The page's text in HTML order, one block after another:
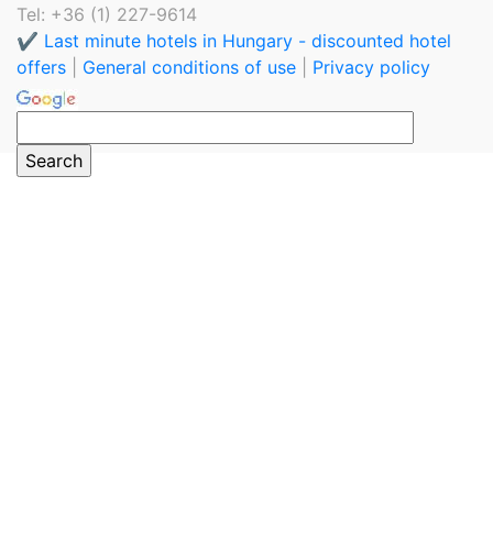
Tel: +36 (1) 227-9614
✔️ Last minute hotels in Hungary - discounted hotel
offers
General conditions of use Privacy policy